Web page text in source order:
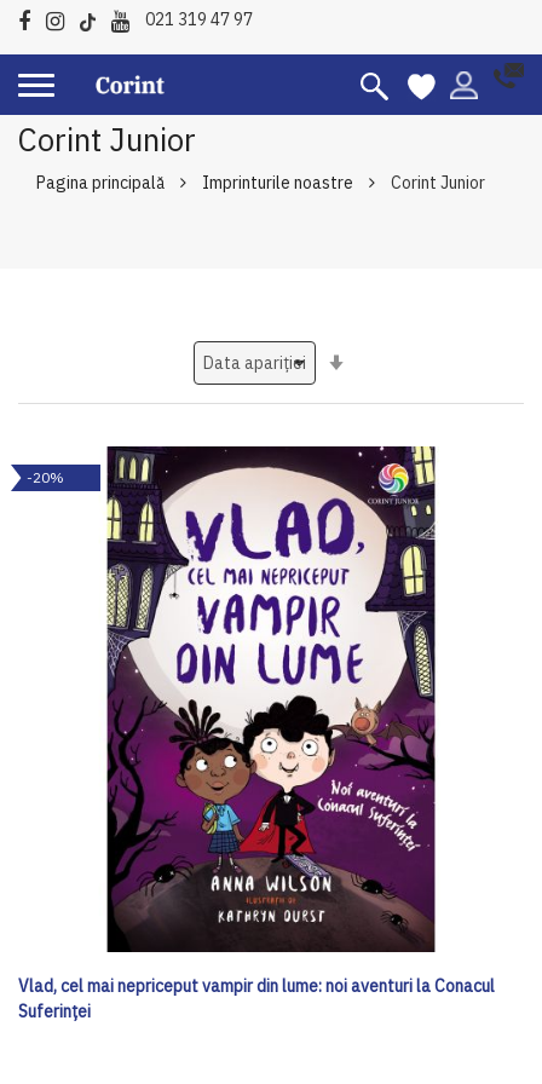
021 319 47 97
Corint Junior
Pagina principală Imprinturile noastre Corint Junior
-20%
Vlad, cel mai nepriceput vampir din lume: noi aventuri la Conacul
Suferinței